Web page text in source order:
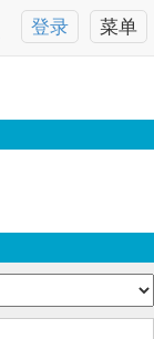
菜单
登录